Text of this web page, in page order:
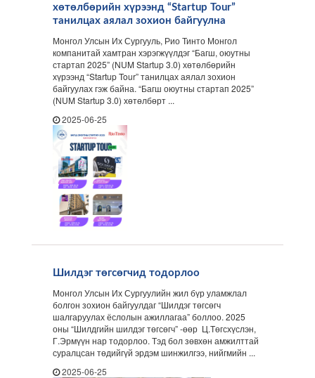
хөтөлбөрийн хүрээнд “Startup Tour”
танилцах аялал зохион байгуулна
Монгол Улсын Их Сургууль, Рио Тинто Монгол
компанитай хамтран хэрэгжүүлдэг “Багш, оюутны
стартап 2025” (NUM Startup 3.0) хөтөлбөрийн
хүрээнд “Startup Tour” танилцах аялал зохион
байгуулах гэж байна. “Багш оюутны стартап 2025”
(NUM Startup 3.0) хөтөлбөрт ...
2025-06-25
Шилдэг төгсөгчид тодорлоо
Монгол Улсын Их Сургуулийн жил бүр уламжлал
болгон зохион байгуулдаг “Шилдэг төгсөгч
шалгаруулах ёслолын ажиллагаа” боллоо. 2025
оны “Шилдгийн шилдэг төгсөгч” -өөр Ц.Төгсхүслэн,
Г.Эрмүүн нар тодорлоо. Тэд бол зөвхөн амжилттай
суралцсан төдийгүй эрдэм шинжилгээ, нийгмийн ...
2025-06-25